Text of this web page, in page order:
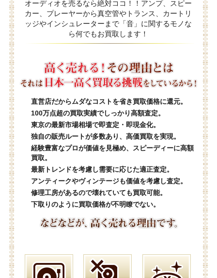
オーディオを売るなら絶対ココ！！アンプ、スピー
カー、プレーヤーから真空管やトランス、カートリ
ッジやインシュレーターまで「音」に関するモノな
ら何でもお買取します！
直営店だからムダなコストを省き買取価格に還元。
100万点超の買取実績でしっかり高額査定。
東京の最新市場相場で即査定・即現金化。
独自の販売ルートが多数あり、高価買取を実現。
経験豊富なプロが価値を見極め、スピーディーに高額
買取。
最新トレンドを考慮し需要に応じた適正査定。
アンティークやヴィンテージも価値を考慮し査定。
修理工房があるので壊れていても買取可能。
下取りのように買取価格が不明瞭でない。